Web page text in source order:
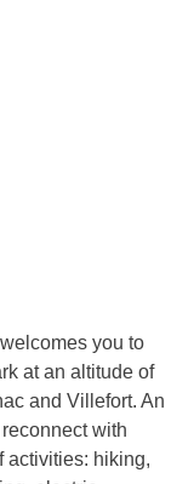
you to
at an altitude of
and Villefort. An
with
activities: hiking,